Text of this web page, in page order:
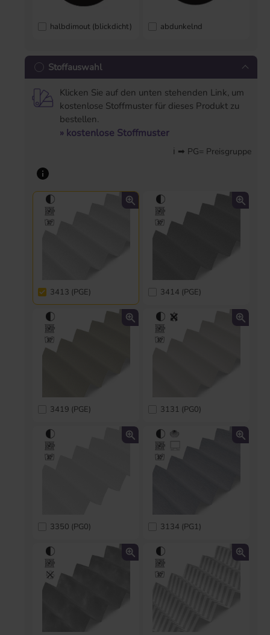
halbdimout (blickdicht) abdunkelnd
Stoffauswahl
Klicken Sie auf den unten stehenden Link, um
kostenlose Stoffmuster für dieses Produkt zu
bestellen.
» kostenlose Stoffmuster
ℹ ➡ PG= Preisgruppe
3413 (PGE) 3414 (PGE)
3419 (PGE) 3131 (PG0)
3350 (PG0) 3134 (PG1)